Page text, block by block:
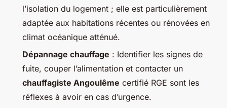
l’isolation du logement ; elle est particulièrement
adaptée aux habitations récentes ou rénovées en
climat océanique atténué.
Dépannage chauffage : Identifier les signes de
fuite, couper l’alimentation et contacter un
chauffagiste Angoulême certifié RGE sont les
réflexes à avoir en cas d’urgence.